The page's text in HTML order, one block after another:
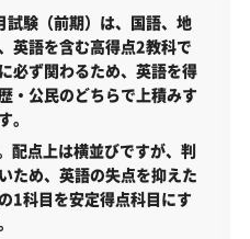
日程
報
方式
〉 前期（共通／2026年度）
〉 前期（共通／2026年度）
ーツ型〉 A日程・B日程（共通
験（前期）は、国語、地
英語を含む高得点2教科で
必ず関わるため、英語を得
・公民のどちらで上積みす
。
配点上は横並びですが、判
ため、英語の失点を抑えた
1科目を安定得点科目にす